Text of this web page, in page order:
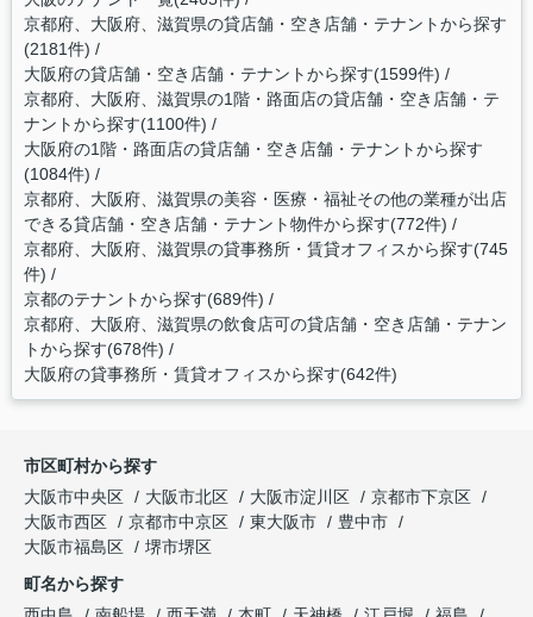
京都府、大阪府、滋賀県の貸店舗・空き店舗・テナントから探す
(2181件)
大阪府の貸店舗・空き店舗・テナントから探す(1599件)
京都府、大阪府、滋賀県の1階・路面店の貸店舗・空き店舗・テ
ナントから探す(1100件)
大阪府の1階・路面店の貸店舗・空き店舗・テナントから探す
(1084件)
京都府、大阪府、滋賀県の美容・医療・福祉その他の業種が出店
できる貸店舗・空き店舗・テナント物件から探す(772件)
京都府、大阪府、滋賀県の貸事務所・賃貸オフィスから探す(745
件)
京都のテナントから探す(689件)
京都府、大阪府、滋賀県の飲食店可の貸店舗・空き店舗・テナン
トから探す(678件)
大阪府の貸事務所・賃貸オフィスから探す(642件)
市区町村から探す
大阪市中央区
大阪市北区 大阪市淀川区
京都市下京区
大阪市西区
京都市中京区 東大阪市
豊中市
大阪市福島区
堺市堺区
町名から探す